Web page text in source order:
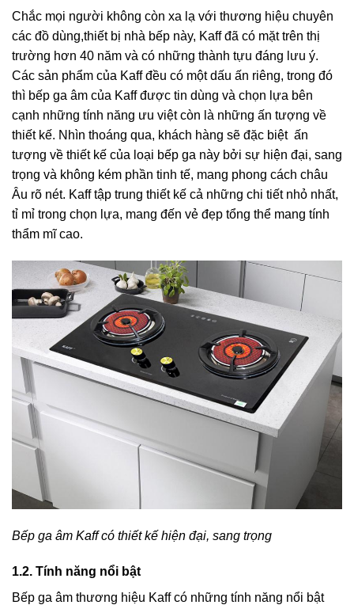
Chắc mọi người không còn xa lạ với thương hiệu chuyên
các đồ dùng,thiết bị nhà bếp này, Kaff đã có mặt trên thị
trường hơn 40 năm và có những thành tựu đáng lưu ý.
Các sản phẩm của Kaff đều có một dấu ấn riêng, trong đó
thì bếp ga âm của Kaff được tin dùng và chọn lựa bên
cạnh những tính năng ưu việt còn là những ấn tượng về
thiết kế. Nhìn thoáng qua, khách hàng sẽ đặc biệt ấn
tượng về thiết kế của loại bếp ga này bởi sự hiện đại, sang
trọng và không kém phần tinh tế, mang phong cách châu
Âu rõ nét. Kaff tập trung thiết kế cả những chi tiết nhỏ nhất,
tỉ mỉ trong chọn lựa, mang đến vẻ đẹp tổng thể mang tính
thẩm mĩ cao.
Bếp ga âm Kaff có thiết kế hiện đại, sang trọng
1.2. Tính năng nổi bật
Bếp ga âm thương hiệu Kaff có những tính năng nổi bật